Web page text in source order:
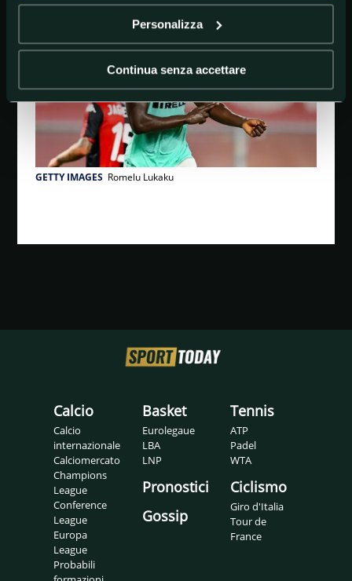
Personalizza
Continua senza accettare
GETTY IMAGES Romelu Lukaku
Calcio
Calcio
internazionale
Calciomercato
Champions
League
Conference
League
Europa
League
Probabili
Basket
Eurolegaue
LBA
LNP
Pronostici
Gossip
Tennis
ATP
Padel
WTA
Ciclismo
Giro d'Italia
Tour de
France